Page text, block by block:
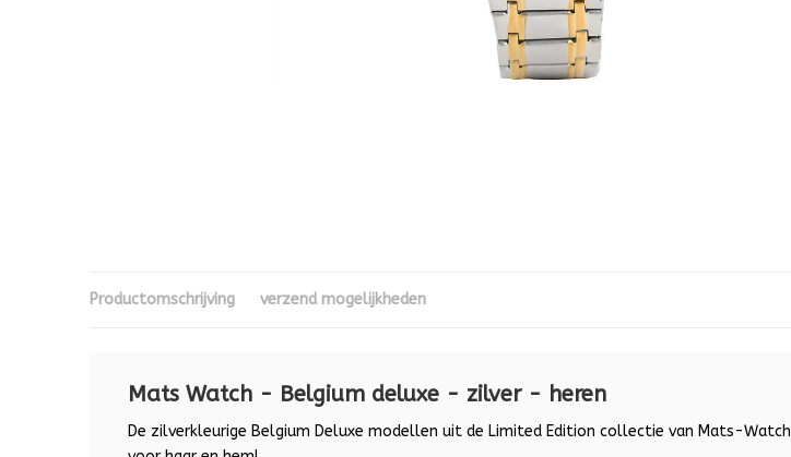
Productomschrijving verzend mogelijkheden
Mats Watch - Belgium deluxe - zilver - heren
De zilverkleurige Belgium Deluxe modellen uit de Limited Edition collectie van Mats-Watch